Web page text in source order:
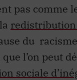
pas comme
du racisme
l’on peut
sociale